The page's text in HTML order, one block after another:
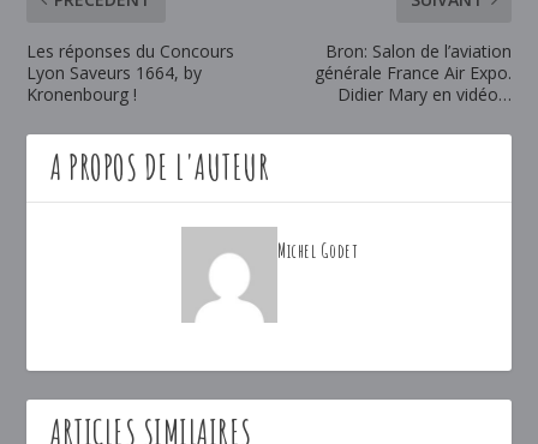
Les réponses du Concours
Lyon Saveurs 1664, by
Kronenbourg !
Bron: Salon de l’aviation
générale France Air Expo.
Didier Mary en vidéo…
A PROPOS DE L'AUTEUR
Michel Godet
ARTICLES SIMILAIRES